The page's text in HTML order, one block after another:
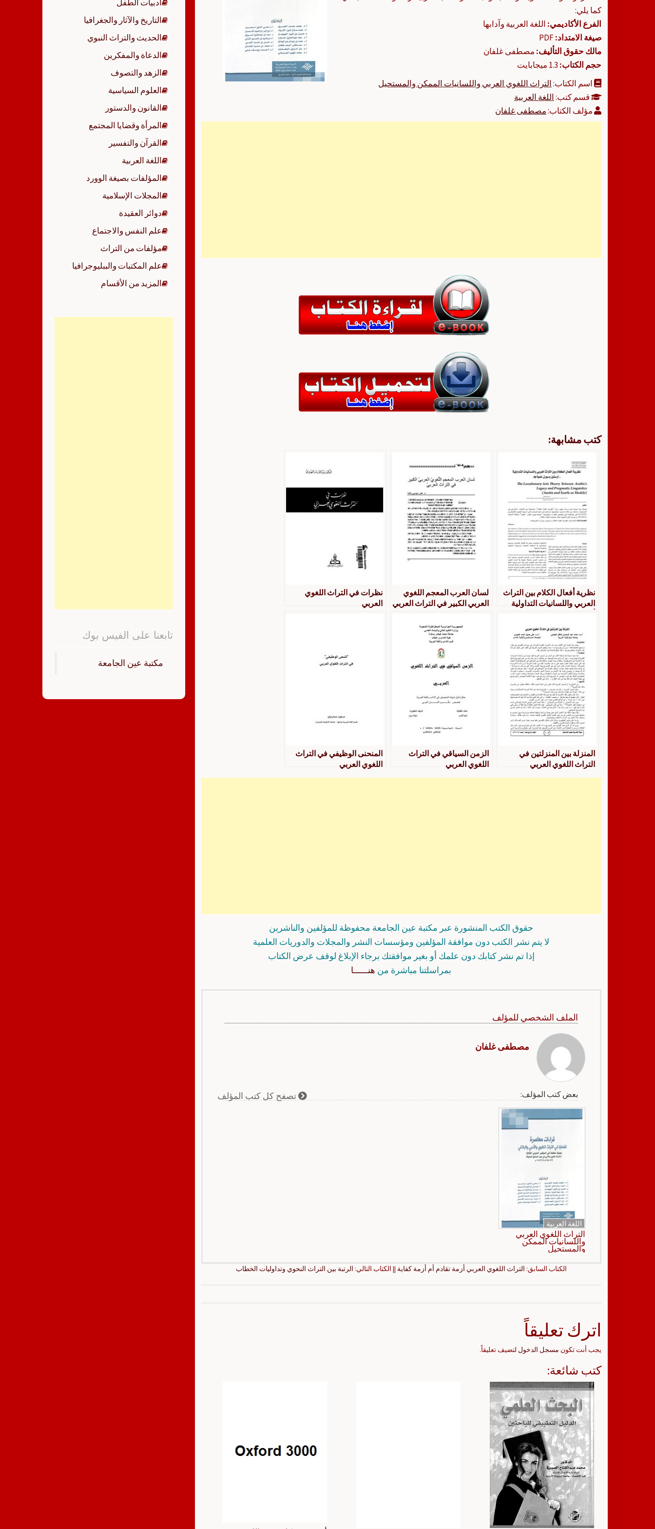
كما يلي:
الفرع الأكاديمي: اللغة العربية وآدابها
صيغة الامتداد:
مالك حقوق التأليف: مصطفى غلفان
حجم الكتاب:
اسم الكتاب:التراث اللغوي العربي واللسانيات الممكن والمستحيل
قسم كتب:اللغة العربية
مؤلف الكتاب:مصطفى غلفان
كتب مشابهة:
نظرية أفعال الكلام بين التراث
العربي واللسانيات التداولية
لسان العرب المعجم اللغوي
العربي الكبير في التراث العربي
نظرات في التراث اللغوي
العربي
المنزلة بين المنزلتين في
التراث اللغوي العربي
الزمن السياقي في التراث
اللغوي العربي
المنحنى الوظيفي في التراث
اللغوي العربي
حقوق الكتب المنشورة عبر مكتبة عين الجامعة محفوظة للمؤلفين والناشرين
لا يتم نشر الكتب دون موافقة المؤلفين ومؤسسات النشر والمجلات والدوريات العلمية
إذا تم نشر كتابك دون علمك أو بغير موافقتك برجاء الإبلاغ لوقف عرض الكتاب
بمراسلتنا مباشرة من هنــــــا
الملف الشخصي للمؤلف
مصطفى غلفان
بعض كتب المؤلف: تصفح كل كتب المؤلف
اللغة العربية
التراث اللغوي العربي
واللسانيات الممكن
والمستحيل
الكتاب السابق: التراث اللغوي العربي أزمة تقادم أم أزمة كفاية || الكتاب التالي: الرتبة بين التراث النحوي وتداوليات الخطاب
اترك تعليقاً
يجب أنت تكون مسجل الدخول لتضيف تعليقاً.
كتب شائعة:
أدبيات الطفل
التاريخ والآثار والجغرافيا
الحديث والتراث النبوي
الدعاة والمفكرين
الزهد والتصوف
العلوم السياسية
القانون والدستور
المرأة وقضايا المجتمع
القرآن والتفسير
اللغة العربية
المؤلفات بصيغة الوورد
المجلات الإسلامية
دوائر العقيدة
علم النفس والاجتماع
مؤلفات من التراث
علم المكتبات والببليوجرافيا
المزيد من الأقسام
تابعنا على الفيس بوك
‏مكتبة عين الجامعة‏